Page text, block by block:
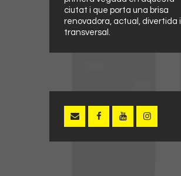
ciutat i que porta una brisa
renovadora, actual, divertida i
transversal.